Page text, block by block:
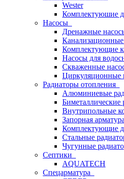
Wester
Комплектуюшие
Насосы
Дренажные
Комплектующие к
Насосы для
Скваженные
Циркуляционные
Радиаторы отопления
Алюминиевые
Биметаллические
Внутрипольные
Запорная арматура
Комплектующие
Стальные
Чугунные
Септики
AQUATECH
Спецарматура